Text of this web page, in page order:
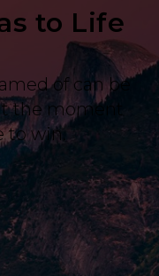
to Life
of can be
the moment
to win.